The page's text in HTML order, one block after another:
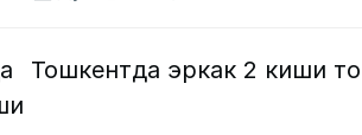
Тошкентда эркак 2 киши